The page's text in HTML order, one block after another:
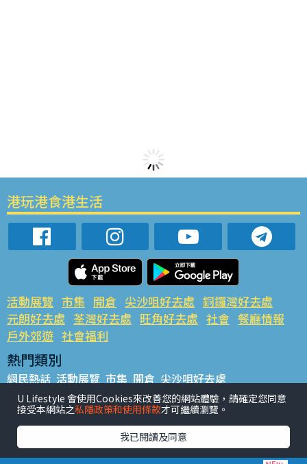
港玩港食港生活
活動展覽 市集 開倉 尖沙咀好去處 銅鑼灣好去處
元朗好去處 荃灣好去處 旺角好去處 社會 餐廳情報
戶外郊遊 社會福利
熱門類別
網民熱話 活動展覽 市集 開倉 尖沙咀好去處
銅鑼灣好去處 元朗好去處 荃灣好去處 旺角好去處 社會
餐廳情報 戶外郊遊
熱門標籤
#UGO搵好去處 #人氣活動推介 #美食社群熱話
U Lifestyle 會使用Cookies來改善您的網站體驗，請確定您同意
接受本網站之私隱政策和使用條款才可繼續瀏覽。
我已閱讀及同意